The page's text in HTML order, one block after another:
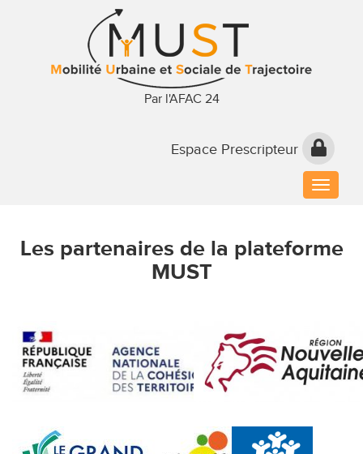
Par l'AFAC 24
Espace Prescripteur
Toggle
Les partenaires de la plateforme
MUST